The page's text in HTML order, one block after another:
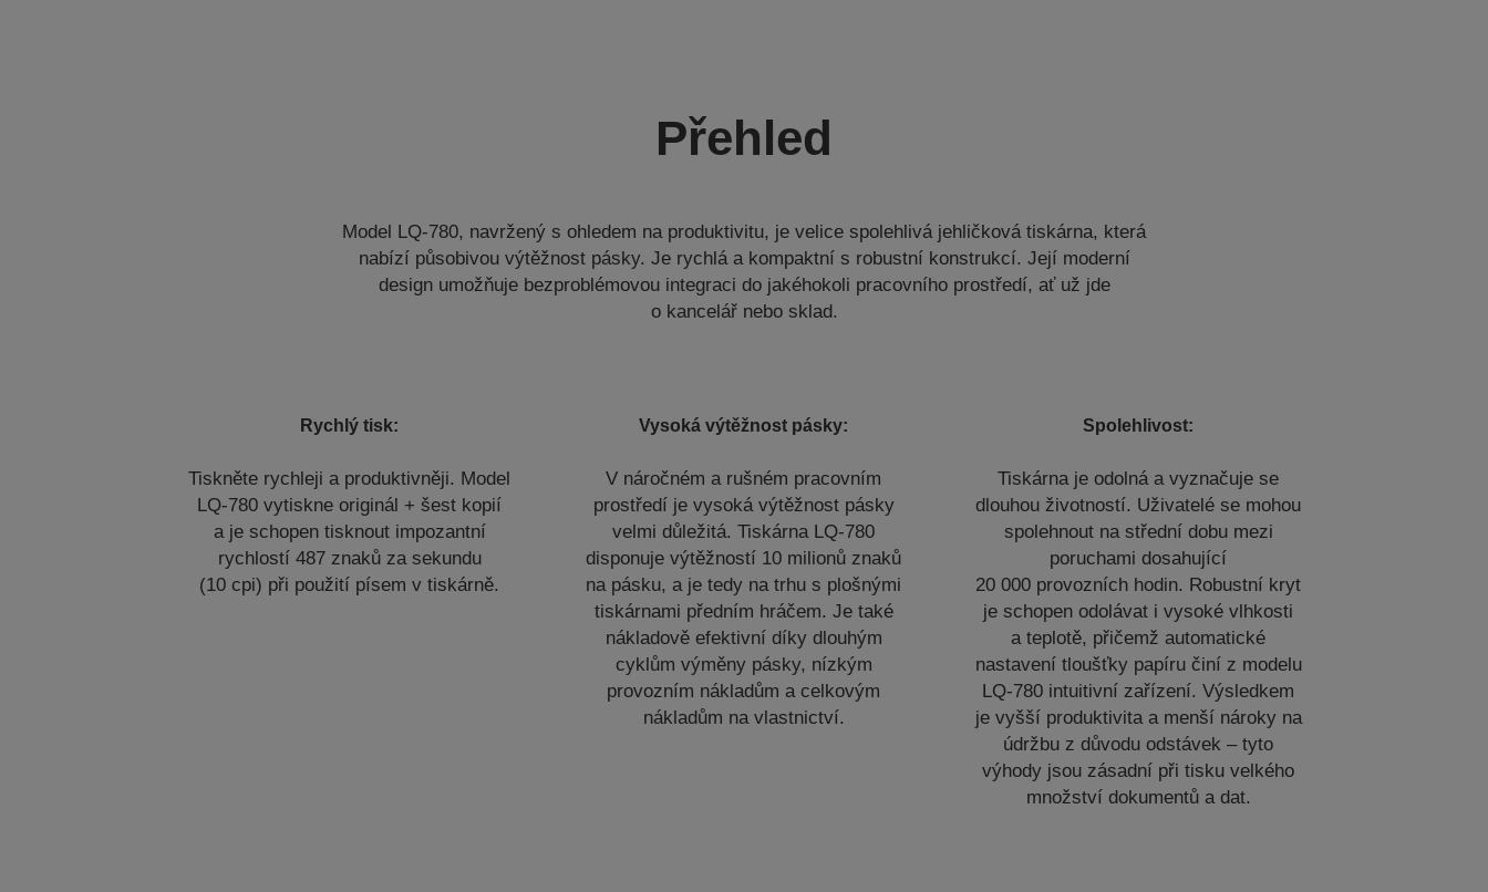
Přehled
Model LQ-780, navržený s ohledem na produktivitu, je velice spolehlivá jehličková tiskárna, která
nabízí působivou výtěžnost pásky. Je rychlá a kompaktní s robustní konstrukcí. Její moderní
design umožňuje bezproblémovou integraci do jakéhokoli pracovního prostředí, ať už jde
o kancelář nebo sklad.
Rychlý tisk:
Tiskněte rychleji a produktivněji. Model
LQ-780 vytiskne originál + šest kopií
a je schopen tisknout impozantní
rychlostí 487 znaků za sekundu
(10 cpi) při použití písem v tiskárně.
Vysoká výtěžnost pásky:
V náročném a rušném pracovním
prostředí je vysoká výtěžnost pásky
velmi důležitá. Tiskárna LQ-780
disponuje výtěžností 10 milionů znaků
na pásku, a je tedy na trhu s plošnými
tiskárnami předním hráčem. Je také
nákladově efektivní díky dlouhým
cyklům výměny pásky, nízkým
provozním nákladům a celkovým
nákladům na vlastnictví.
Spolehlivost:
Tiskárna je odolná a vyznačuje se
dlouhou životností. Uživatelé se mohou
spolehnout na střední dobu mezi
poruchami dosahující
20 000 provozních hodin. Robustní kryt
je schopen odolávat i vysoké vlhkosti
a teplotě, přičemž automatické
nastavení tloušťky papíru činí z modelu
LQ-780 intuitivní zařízení. Výsledkem
je vyšší produktivita a menší nároky na
údržbu z důvodu odstávek – tyto
výhody jsou zásadní při tisku velkého
množství dokumentů a dat.